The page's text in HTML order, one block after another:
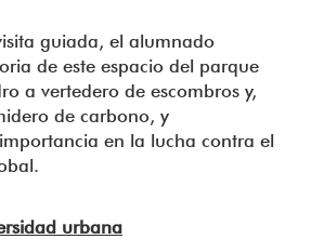
guiada, el alumnado
de este espacio del parque
a vertedero de escombros y,
de carbono, y
en la lucha contra el
urbana